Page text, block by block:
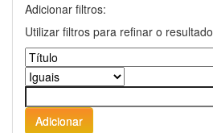
Adicionar filtros:
Utilizar filtros para refinar o